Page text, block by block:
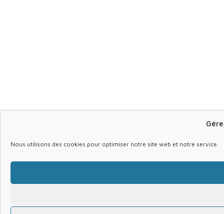
Nous utilisons des cookies pour optimiser notre site web et notre service.